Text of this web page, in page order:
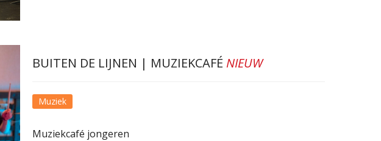
BUITEN DE LIJNEN | MUZIEKCAFÉ NIEUW
Muziek
Muziekcafé jongeren